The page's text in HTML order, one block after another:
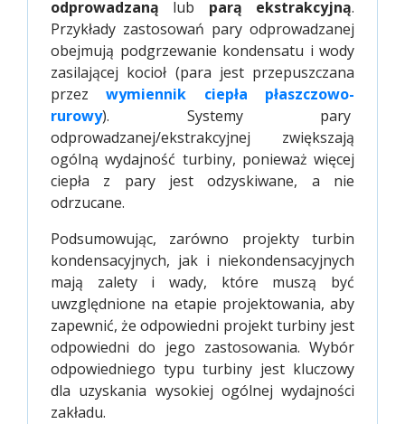
odprowadzaną lub parą ekstrakcyjną.
Przykłady zastosowań pary odprowadzanej
obejmują podgrzewanie kondensatu i wody
zasilającej kocioł (para jest przepuszczana
przezwymiennik ciepła płaszczowo-
rurowy). Systemy pary
odprowadzanej/ekstrakcyjnej zwiększają
ogólną wydajność turbiny, ponieważ więcej
ciepła z pary jest odzyskiwane, a nie
odrzucane.
Podsumowując, zarówno projekty turbin
kondensacyjnych, jak i niekondensacyjnych
mają zalety i wady, które muszą być
uwzględnione na etapie projektowania, aby
zapewnić, że odpowiedni projekt turbiny jest
odpowiedni do jego zastosowania. Wybór
odpowiedniego typu turbiny jest kluczowy
dla uzyskania wysokiej ogólnej wydajności
zakładu.